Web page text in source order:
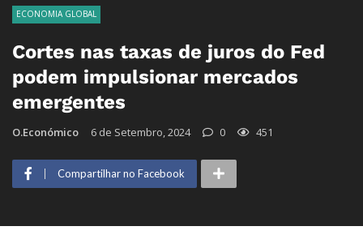
ECONOMIA GLOBAL
Cortes nas taxas de juros do Fed
podem impulsionar mercados
emergentes
O.Económico 6 de Setembro, 2024 0 451
Compartilhar no Facebook